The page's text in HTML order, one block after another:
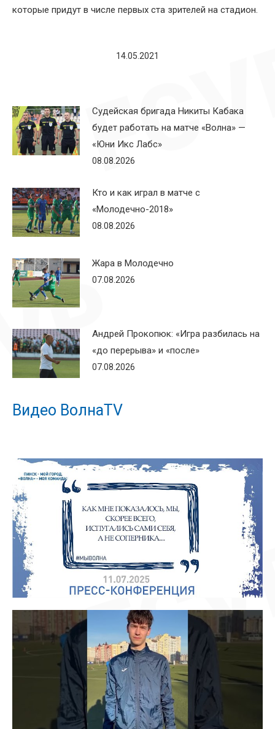
которые придут в числе первых ста зрителей на стадион.
14.05.2021
Судейская бригада Никиты Кабака
будет работать на матче «Волна» —
«Юни Икс Лабс»
08.08.2026
Кто и как играл в матче с
«Молодечно-2018»
08.08.2026
Жара в Молодечно
07.08.2026
Андрей Прокопюк: «Игра разбилась на
«до перерыва» и «после»
07.08.2026
Видео ВолнаTV